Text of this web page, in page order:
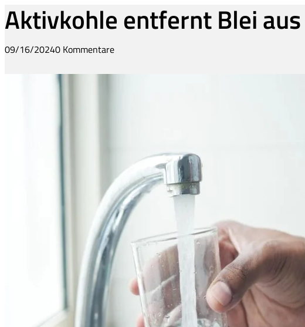
Aktivkohle entfernt Blei
09/16/20240 Kommentare